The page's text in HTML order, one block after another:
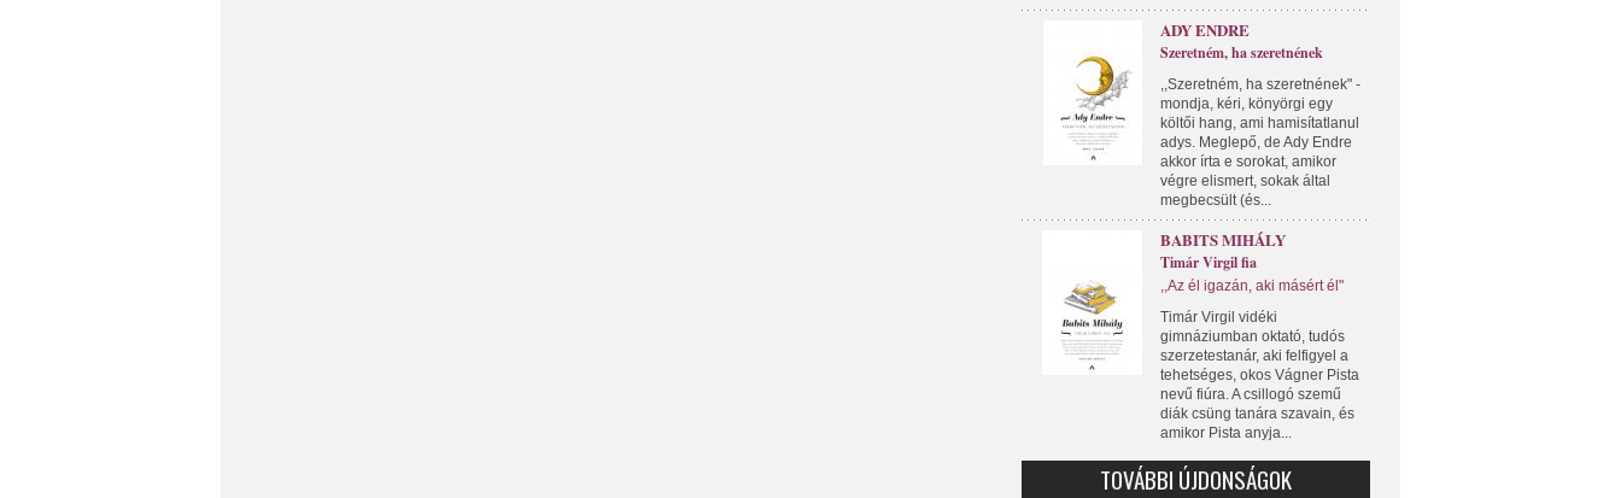
ADY ENDRE
Szeretném, ha szeretnének
,,Szeretném, ha szeretnének" -
mondja, kéri, könyörgi egy
költői hang, ami hamisítatlanul
adys. Meglepő, de Ady Endre
akkor írta e sorokat, amikor
végre elismert, sokak által
megbecsült (és...
BABITS MIHÁLY
Timár Virgil fia
,,Az él igazán, aki másért él"
Timár Virgil vidéki
gimnáziumban oktató, tudós
szerzetestanár, aki felfigyel a
tehetséges, okos Vágner Pista
nevű fiúra. A csillogó szemű
diák csüng tanára szavain, és
amikor Pista anyja...
TOVÁBBI ÚJDONSÁGOK